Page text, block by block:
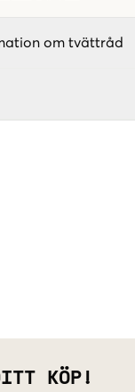
om tvättråd
KÖP!